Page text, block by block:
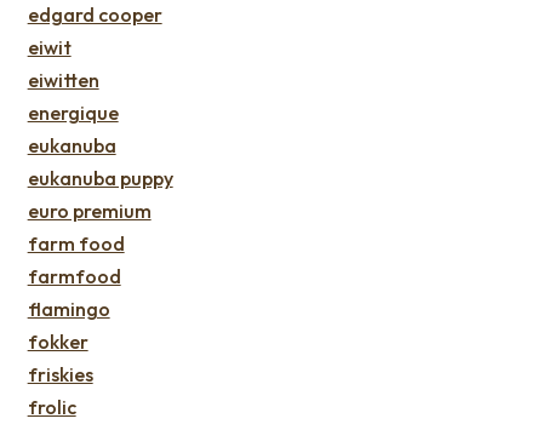
edgard cooper
eiwit
eiwitten
energique
eukanuba
eukanuba puppy
euro premium
farm food
farmfood
flamingo
fokker
friskies
frolic